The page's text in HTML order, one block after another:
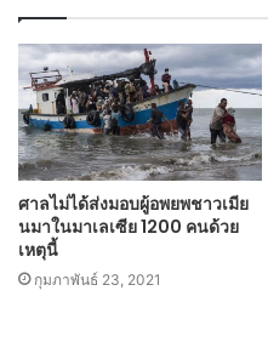
ศาลไม่ได้ส่งมอบผู้อพยพชาวเมีย
นมาในมาเลเซีย 1200 คนด้วย
เหตุนี้
กุมภาพันธ์ 23, 2021